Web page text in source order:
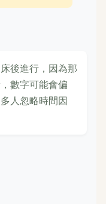
後進行，因為那
數字可能會偏
人忽略時間因